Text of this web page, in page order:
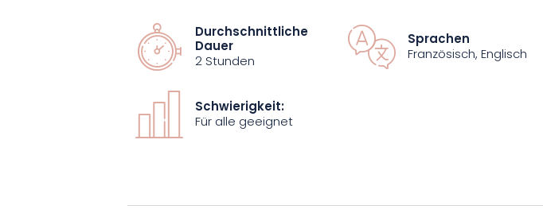
Teams der Champions League, was seine herausragende Qualität und
seinen Kampfgeist bestätigt.
Der Ticketverkauf ist für die Öffentlichkeit zugänglich, also verpassen
Sie nicht die Chance, bei diesem intensiven Sportmoment in Palestra
dabei zu sein! Kaufen Sie jetzt Ihr Ticket und freuen Sie sich auf 2
Durchschnittliche
Dauer
2 Stunden
Sprachen
Französisch, Englisch
Schwierigkeit:
Für alle geeignet